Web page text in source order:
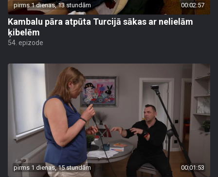
pirms 1 dienas, 13 stundām 00:02:57
Kambalu pāra atpūta Turcijā sākas ar nelielām
ķibelēm
54. epizode
pirms 1 dienas, 15 stundām 00:01:53